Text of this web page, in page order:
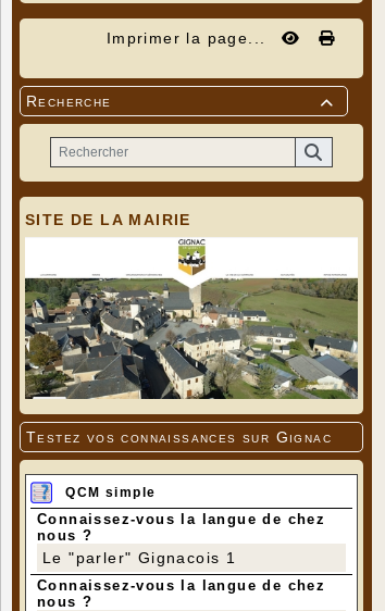
Imprimer la page...

Recherche
SITE DE LA MAIRIE
Testez vos connaissances sur Gignac
QCM simple
Connaissez-vous la langue de chez
nous ?
Le "parler" Gignacois 1
Connaissez-vous la langue de chez
nous ?